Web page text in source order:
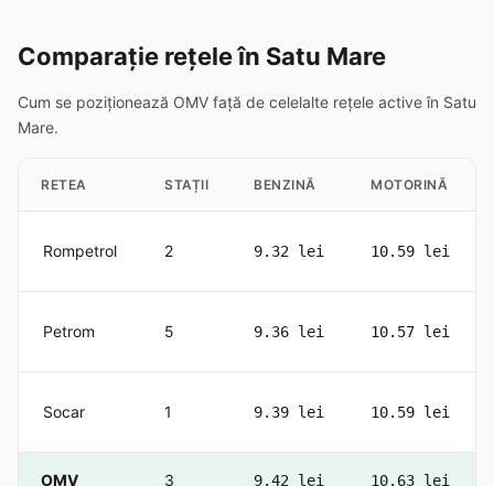
Comparație rețele în Satu Mare
Cum se poziționează OMV față de celelalte rețele active în Satu
Mare.
RETEA STAȚII BENZINĂ MOTORINĂ
Rompetrol 2 9.32 lei 10.59 lei
Petrom 5 9.36 lei 10.57 lei
Socar 1 9.39 lei 10.59 lei
OMV 3 9.42 lei 10.63 lei